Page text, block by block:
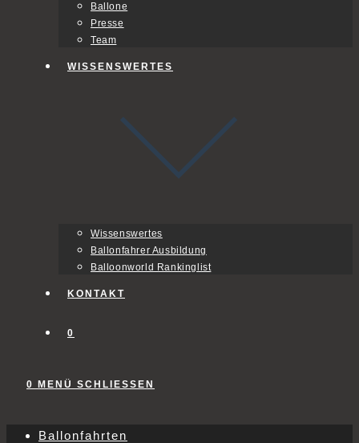
Ballone
Presse
Team
WISSENSWERTES
Wissenswertes
Ballonfahrer Ausbildung
Balloonworld Rankinglist
KONTAKT
0
0 MENÜ SCHLIESSEN
Ballonfahrten